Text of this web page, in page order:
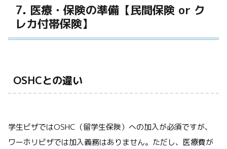
7. 医療・保険の準備【民間保険 or ク
レカ付帯保険】
OSHCとの違い
学生ビザではOSHC（留学生保険）への加入が必須ですが、
ワーホリビザでは加入義務はありません。ただし、医療費が